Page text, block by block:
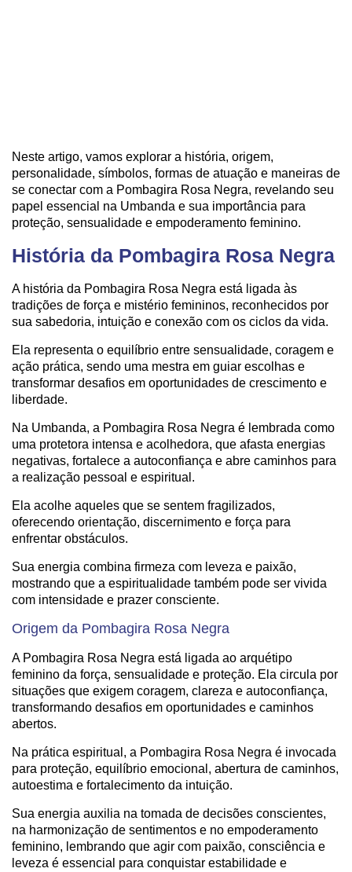
Neste artigo, vamos explorar a história, origem,
personalidade, símbolos, formas de atuação e maneiras de
se conectar com a Pombagira Rosa Negra, revelando seu
papel essencial na Umbanda e sua importância para
proteção, sensualidade e empoderamento feminino.
História da Pombagira Rosa Negra
A história da Pombagira Rosa Negra está ligada às
tradições de força e mistério femininos, reconhecidos por
sua sabedoria, intuição e conexão com os ciclos da vida.
Ela representa o equilíbrio entre sensualidade, coragem e
ação prática, sendo uma mestra em guiar escolhas e
transformar desafios em oportunidades de crescimento e
liberdade.
Na Umbanda, a Pombagira Rosa Negra é lembrada como
uma protetora intensa e acolhedora, que afasta energias
negativas, fortalece a autoconfiança e abre caminhos para
a realização pessoal e espiritual.
Ela acolhe aqueles que se sentem fragilizados,
oferecendo orientação, discernimento e força para
enfrentar obstáculos.
Sua energia combina firmeza com leveza e paixão,
mostrando que a espiritualidade também pode ser vivida
com intensidade e prazer consciente.
Origem da Pombagira Rosa Negra
A Pombagira Rosa Negra está ligada ao arquétipo
feminino da força, sensualidade e proteção. Ela circula por
situações que exigem coragem, clareza e autoconfiança,
transformando desafios em oportunidades e caminhos
abertos.
Na prática espiritual, a Pombagira Rosa Negra é invocada
para proteção, equilíbrio emocional, abertura de caminhos,
autoestima e fortalecimento da intuição.
Sua energia auxilia na tomada de decisões conscientes,
na harmonização de sentimentos e no empoderamento
feminino, lembrando que agir com paixão, consciência e
leveza é essencial para conquistar estabilidade e